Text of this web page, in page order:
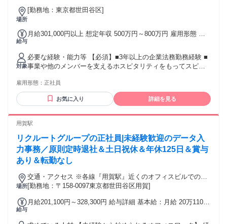
ケ×広告分野の専門性を磨き、将来的には部門責任者
として経営層を支えるキャリアを目指せる、裁量の大
場所
[勤務地：東京都世田谷区]
給与
月給301,000円以上 想定年収 500万円～800万円 雇用形態 正
￥301,000～ 基本給￥228,608～ 固定残業代￥72,392～を含
む/月 諸手当：通勤手当（会社規定に基づき支給）、残業手当
（固定残業代制 超過分別途支給） 試用期間 有 期間：3ヶ月
備考：変更無
対象
必要な経験・能力等 【必須】■3年以上の企業法務勤務経験 ■
事業や他のメンバーを支えるホスピタリティをもってスピー
把握するコミュニケーション力 【魅力・やりがい】 楽天内の
スタートアップ組織として、自身の提案が事業成長に直結す
る手応えを感じられます。広告分野特有の法知識やAIツール
～4年でリーダーへ昇格した実例もあり、年次に関わらず実力
す。 学歴・資格 学歴：大学院 大学 高専 短大 専修学校 高校
語学力：英語 資格：
雇用形態： 正社員
お気に入り 詳細を見る
用賀駅
リクルートグループの正社員|未経験歓迎のデータ入
力事務／原則定時退社＆土日祝休＆年休125日＆賞与
あり＆転勤なし
場所
交通・アクセス ※各線『用賀駅』近くのオフィスビルでの勤
務となります
[勤務地：〒158-0097東京都世田谷区用賀]
給与
月給201,100円～328,300円 給与詳細 基本給：月給 20万1100
で支払われる通勤・皆勤・家族手当金額：なし 全員に一律で